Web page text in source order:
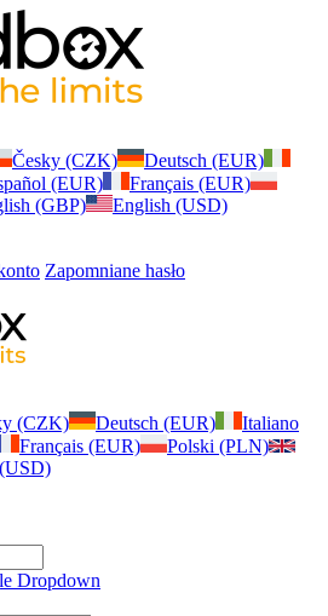
Česky (CZK)
Deutsch (EUR)
(EUR)
Français (EUR)
(GBP) English (USD)
Zapomniane hasło
(CZK) Deutsch (EUR)
Italiano
Français (EUR)
Polski (PLN)
Dropdown